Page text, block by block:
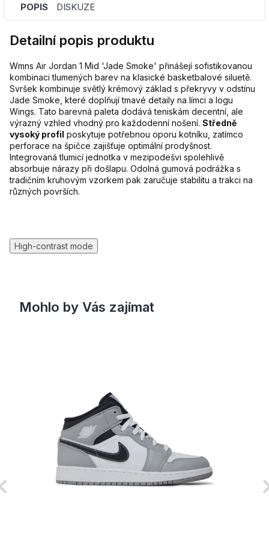
POPIS DISKUZE
Detailní popis produktu
Wmns Air Jordan 1 Mid 'Jade Smoke' přinášejí sofistikovanou
kombinaci tlumených barev na klasické basketbalové siluetě.
Svršek kombinuje světlý krémový základ s překryvy v odstínu
Jade Smoke, které doplňují tmavé detaily na límci a logu
Wings. Tato barevná paleta dodává teniskám decentní, ale
výrazný vzhled vhodný pro každodenní nošení. Středně
vysoký profil poskytuje potřebnou oporu kotníku, zatímco
perforace na špičce zajišťuje optimální prodyšnost.
Integrovaná tlumicí jednotka v mezipodešvi spolehlivě
absorbuje nárazy při došlapu. Odolná gumová podrážka s
tradičním kruhovým vzorkem pak zaručuje stabilitu a trakci na
různých površích.
High-contrast mode